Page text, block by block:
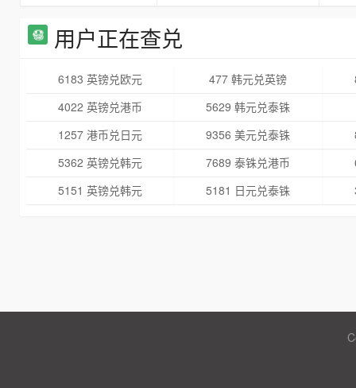
用户正在查兑
6183 英镑兑欧元 477 韩元兑英镑
4022 英镑兑港币
5629 韩元兑泰铢
1257 港币兑日元
9356 美元兑泰铢
5362 英镑兑韩元
7689 泰铢兑港币
5151 英镑兑韩元
5181 日元兑泰铢